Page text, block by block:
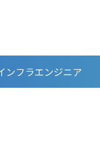
ンフラエンジニア